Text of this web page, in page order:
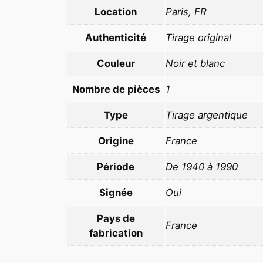
Location Paris, FR
Authenticité Tirage original
Couleur Noir et blanc
Nombre de pièces 1
Type Tirage argentique
Origine France
Période De 1940 à 1990
Signée Oui
Pays de
fabrication
France